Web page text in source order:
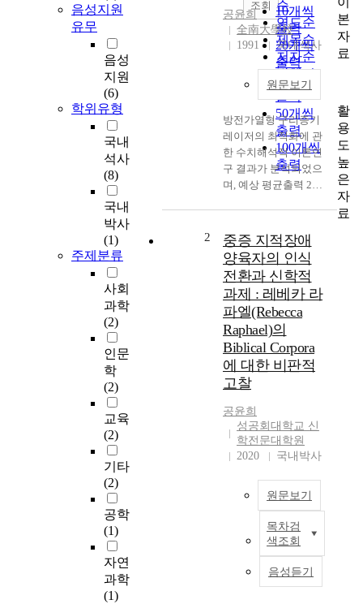
음성지원
유무
음성
지원
(6)
학위유형
국내
석사
(8)
국내
박사
(1)
주제분류
사회
과학
(2)
인문
학
(2)
교육
(2)
기타
(2)
공학
(1)
자연
과학
(1)
순
연도순
제목순
저자순
발행기
관순
10개씩
출력
20개씩
출력
30개씩
출력
50개씩
출력
100개씩
출력
조회
공윤희
全南大學校
1991
국내석사
원문보기
방전가열형 구리증기
레이저의 최적화에 관
한 수치해석적 이론연
구 결과가 분석되었으
며, 예상 평균출력 2W
증기레이저 발진기와
관련 전기회로장치 및
측정장치가 설계, 제작
되었다. 활용성 및 고
효율이 인정된 종방전
방식의 방전가열형 구
리증기레이저 장치에
대하여, 기 수행된 수
치해석적 이론연구 결
과가 분석되었으며, 설
에 대하여 최적작동조
건 및 설계변수의 변화
에 따른 레이저출력의
변화가 파악되었다. 최
적작동온도와 최적네
온기체압력은 각각
1550℃, 25Torr로 계산
되었으며, 충전전압 및
펄스반복율이 증가하
면 출력은 증가하나 효
율은 감소하는 것을 파
악하였다. 설계변수
2
중증 지적장애
양육자의 인식
전환과 신학적
과제 : 레베카 라
파엘(Rebecca
Raphael)의
Biblical Corpora
에 대한 비판적
고찰
공윤희
성공회대학교 신
학전문대학원
2020
국내박사
원문보기
목차검
색조회
음성듣기
본
자
료
활
용
도
높
은
자
료